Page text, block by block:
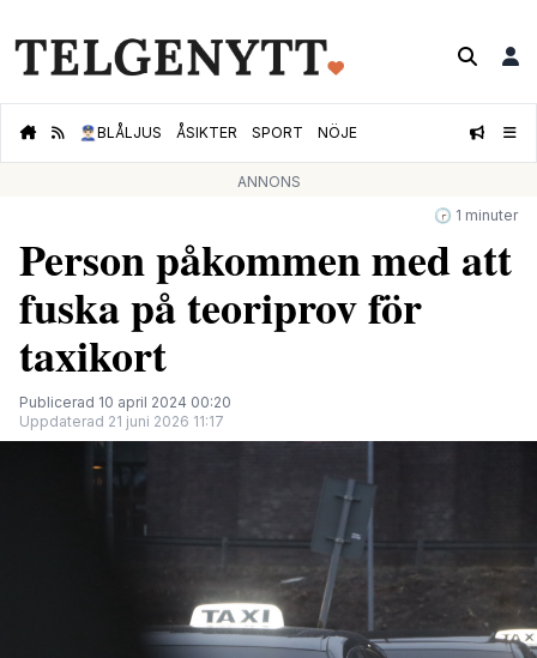
👮🏻‍♂️BLÅLJUS ÅSIKTER SPORT NÖJE
ANNONS
🕝 1 minuter
Person påkommen med att
fuska på teoriprov för
taxikort
Publicerad 10 april 2024 00:20
Uppdaterad 21 juni 2026 11:17